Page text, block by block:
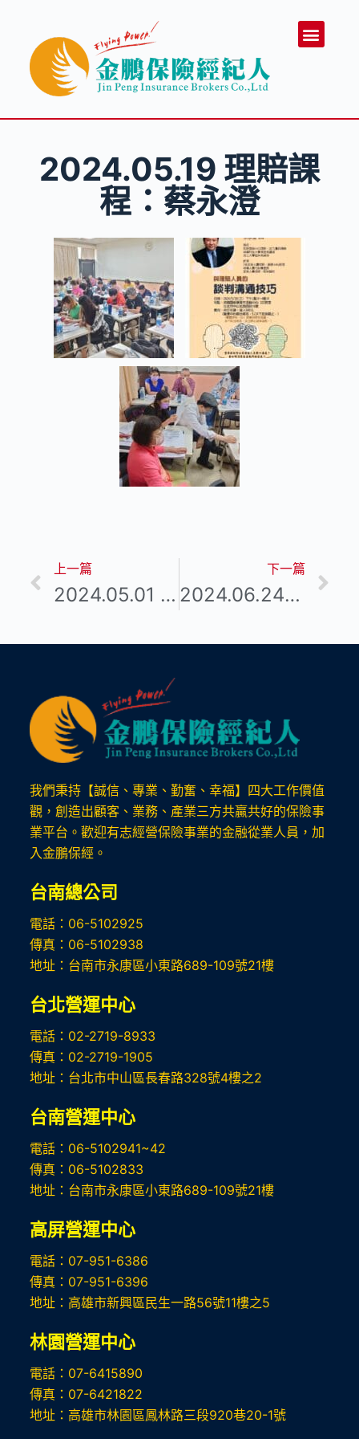
容
2024.05.19 理賠課
程：蔡永澄
上一篇
2024.05.01 海外極峰杜拜之旅
下一篇
2024.06.24 增員系列課程：SET職能優勢分析
我們秉持【誠信、專業、勤奮、幸福】四大工作價值
觀，創造出顧客、業務、產業三方共贏共好的保險事
業平台。歡迎有志經營保險事業的金融從業人員，加
入金鵬保經。
台南總公司
電話：06-5102925
傳真：06-5102938
地址：台南市永康區小東路689-109號21樓
台北營運中心
電話：02-2719-8933
傳真：02-2719-1905
地址：台北市中山區長春路328號4樓之2
台南營運中心
電話：06-5102941~42
傳真：06-5102833
地址：台南市永康區小東路689-109號21樓
高屏營運中心
電話：07-951-6386
傳真：07-951-6396
地址：高雄市新興區民生一路56號11樓之5
林園營運中心
電話：07-6415890
傳真：07-6421822
地址：高雄市林園區鳳林路三段920巷20-1號